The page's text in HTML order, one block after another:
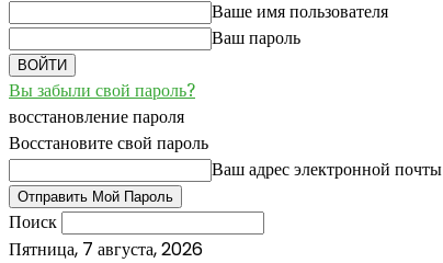
Ваше имя пользователя
Ваш пароль
Вы забыли свой пароль?
восстановление пароля
Восстановите свой пароль
Ваш адрес электронной почты
Поиск
Пятница, 7 августа, 2026